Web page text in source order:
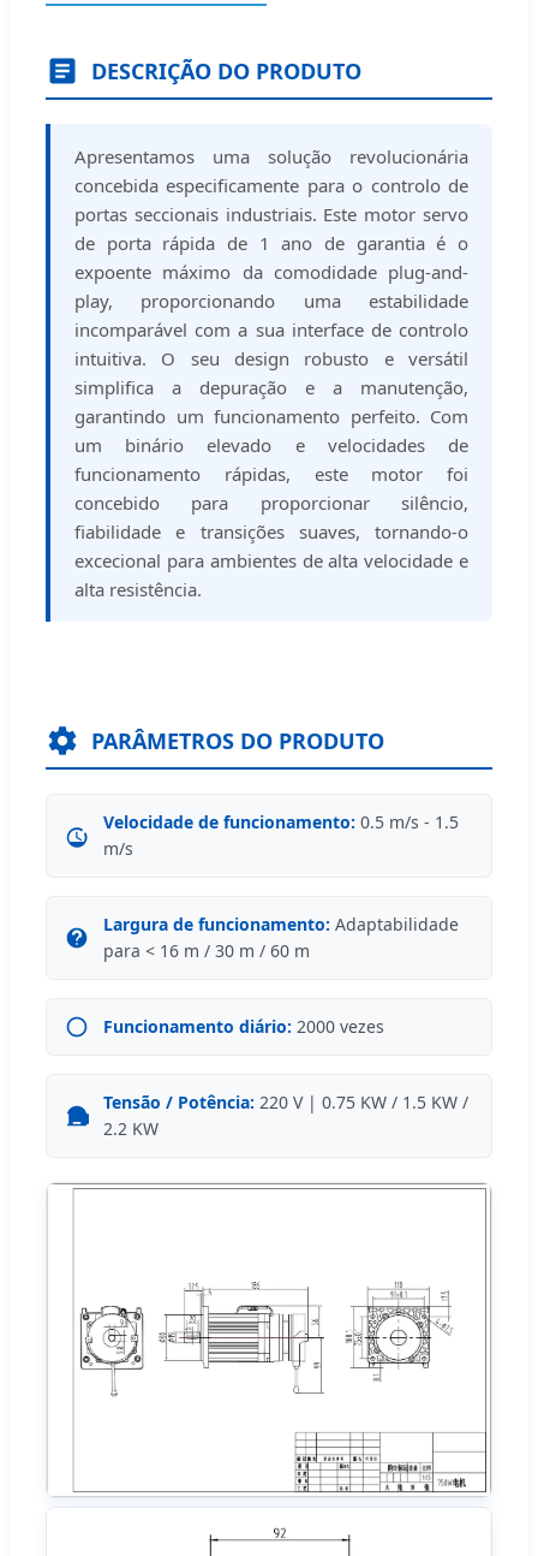
DESCRIÇÃO DO PRODUTO
Apresentamos uma solução revolucionária
concebida especificamente para o controlo de
portas seccionais industriais. Este motor servo
de porta rápida de 1 ano de garantia é o
expoente máximo da comodidade plug-and-
play, proporcionando uma estabilidade
incomparável com a sua interface de controlo
intuitiva. O seu design robusto e versátil
simplifica a depuração e a manutenção,
garantindo um funcionamento perfeito. Com
um binário elevado e velocidades de
funcionamento rápidas, este motor foi
concebido para proporcionar silêncio,
fiabilidade e transições suaves, tornando-o
excecional para ambientes de alta velocidade e
alta resistência.
PARÂMETROS DO PRODUTO
Velocidade de funcionamento: 0.5 m/s - 1.5
m/s
Largura de funcionamento: Adaptabilidade
para < 16 m / 30 m / 60 m
Funcionamento diário: 2000 vezes
Tensão / Potência: 220 V | 0.75 KW / 1.5 KW /
2.2 KW